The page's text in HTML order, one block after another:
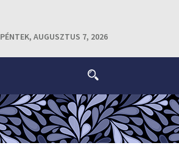
PÉNTEK, AUGUSZTUS 7, 2026